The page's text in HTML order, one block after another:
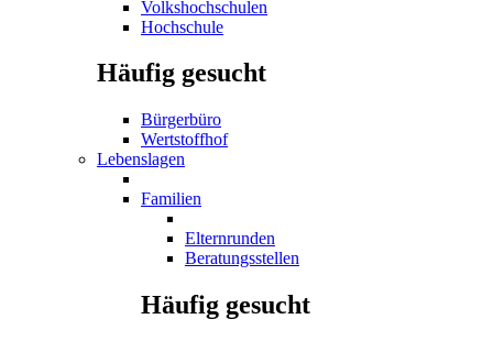
Volkshochschulen
Hochschule
Häufig gesucht
Bürgerbüro
Wertstoffhof
Lebenslagen
Familien
Elternrunden
Beratungsstellen
Häufig gesucht